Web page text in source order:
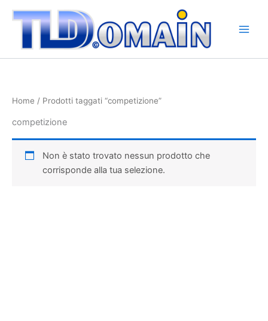
contenuto
Home / Prodotti taggati “competizione”
competizione
Non è stato trovato nessun prodotto che
corrisponde alla tua selezione.